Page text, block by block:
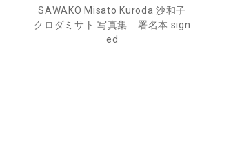
SAWAKO Misato Kuroda 沙和子
クロダミサト 写真集 署名本 sign
ed